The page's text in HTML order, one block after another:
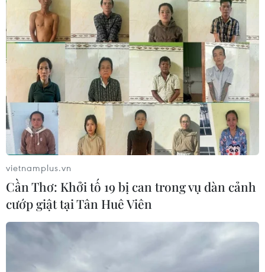
vietnamplus.vn
Cần Thơ: Khởi tố 19 bị can trong vụ dàn cảnh
cướp giật tại Tân Huê Viên